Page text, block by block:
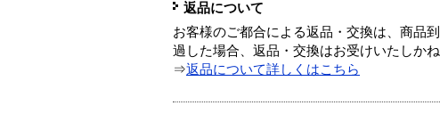
返品について
お客様のご都合による返品・交換は、商品
過した場合、返品・交換はお受けいたしかね
⇒返品について詳しくはこちら